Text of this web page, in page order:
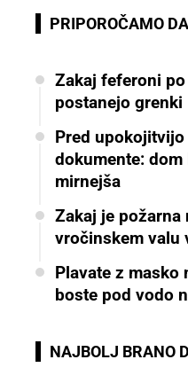
PRIPOROČAMO
Zakaj feferoni
postanejo grenki
Pred
dokumente:
mirnejša
Zakaj je
vročinskem valu
Plavate z masko
boste pod vodo
NAJBOLJ BRANO